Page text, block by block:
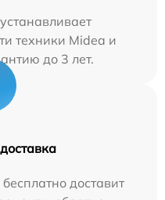
техники Midea и
до 3 лет.
доставит